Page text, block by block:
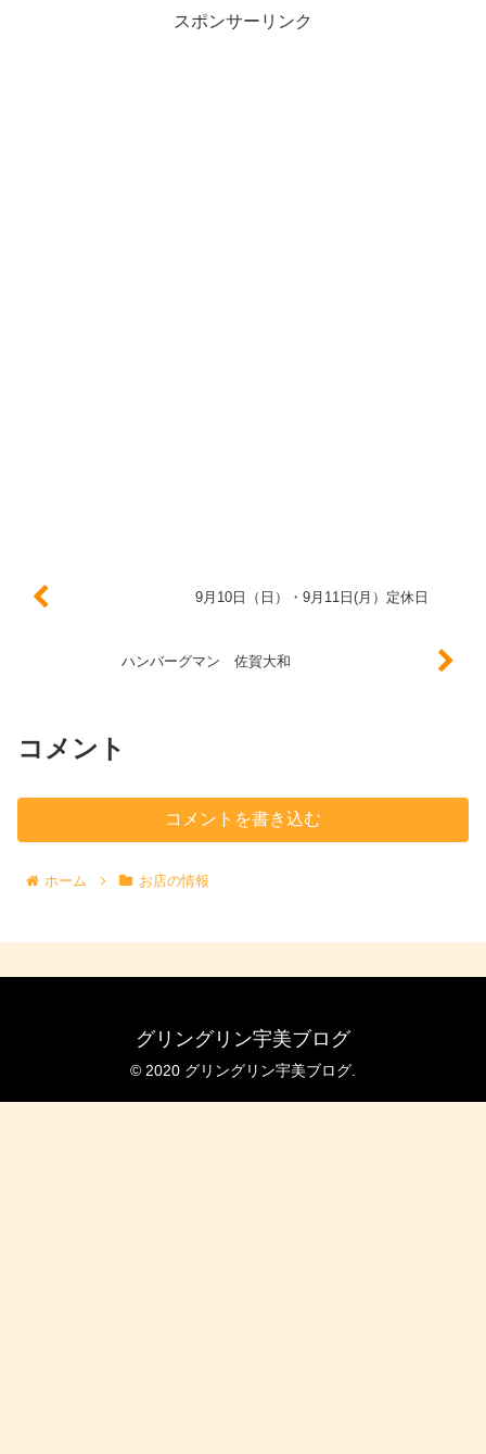
スポンサーリンク
9月10日（日）・9月11日(月）定休日
ハンバーグマン 佐賀大和
コメント
コメントを書き込む
ホーム お店の情報
グリングリン宇美ブログ
© 2020 グリングリン宇美ブログ.